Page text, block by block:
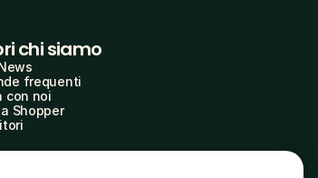
chi siamo
frequenti
con noi
Shopper